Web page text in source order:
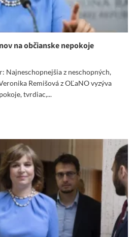
na občianske nepokoje
Najneschopnejšia z neschopných,
Remišová z OĽaNO vyzýva
tvrdiac,...